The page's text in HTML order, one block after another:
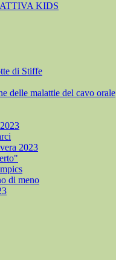
KIDS
di Stiffe
malattie del cavo orale
2023
di meno